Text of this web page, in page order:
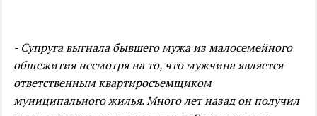
- Супруга выгнала бывшего мужа из малосемейного
общежития несмотря на то, что мужчина является
ответственным квартиросъемщиком
муниципального жилья. Много лет назад он получил